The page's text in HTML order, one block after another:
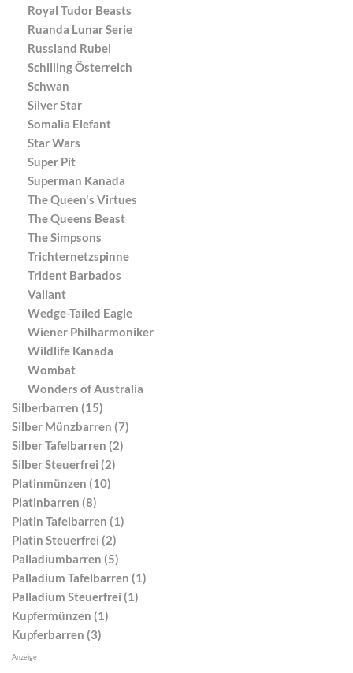
Royal Tudor Beasts
Ruanda Lunar Serie
Russland Rubel
Schilling Österreich
Schwan
Silver Star
Somalia Elefant
Star Wars
Super Pit
Superman Kanada
The Queen's Virtues
The Queens Beast
The Simpsons
Trichternetzspinne
Trident Barbados
Valiant
Wedge-Tailed Eagle
Wiener Philharmoniker
Wildlife Kanada
Wombat
Wonders of Australia
Silberbarren (15)
Silber Münzbarren (7)
Silber Tafelbarren (2)
Silber Steuerfrei (2)
Platinmünzen (10)
Platinbarren (8)
Platin Tafelbarren (1)
Platin Steuerfrei (2)
Palladiumbarren (5)
Palladium Tafelbarren (1)
Palladium Steuerfrei (1)
Kupfermünzen (1)
Kupferbarren (3)
Anzeige